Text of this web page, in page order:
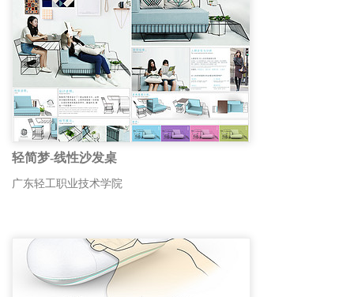
轻简梦-线性沙发桌
广东轻工职业技术学院